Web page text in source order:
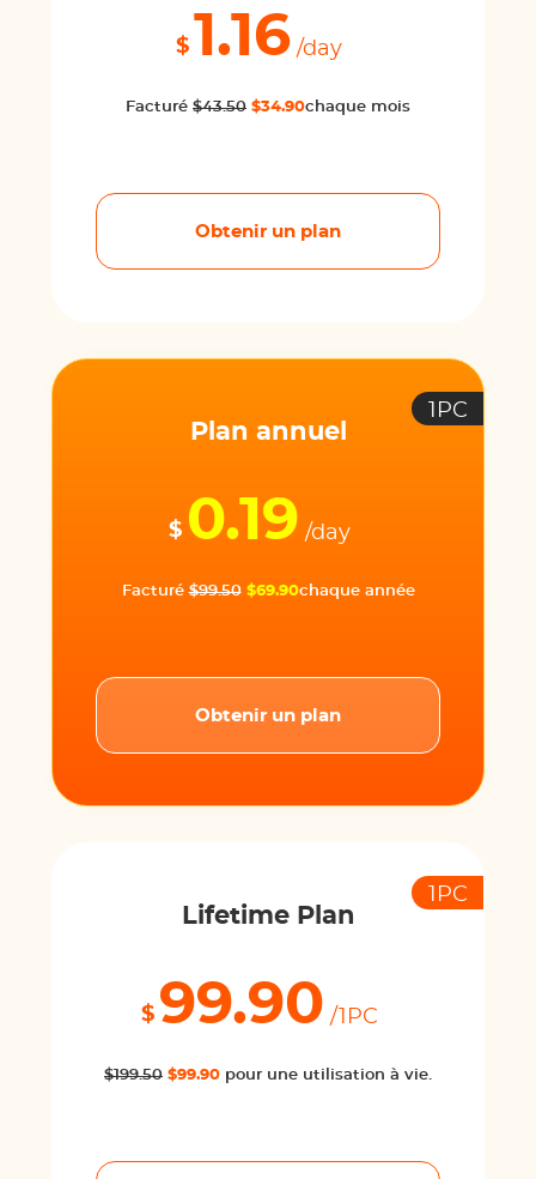
$ 1.16 /day
Facturé $43.50 $34.90chaque mois
Obtenir un plan
Plan annuel
1PC
$ 0.19 /day
Facturé$99.50 $69.90chaque année
Obtenir un plan
Lifetime Plan
1PC
$ 99.90 /1PC
$199.50 $99.90 pour une utilisation à vie.